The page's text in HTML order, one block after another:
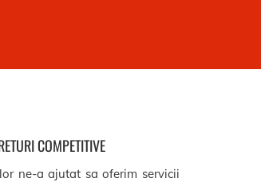
COMPETITIVE
ne-a ajutat sa oferim servicii